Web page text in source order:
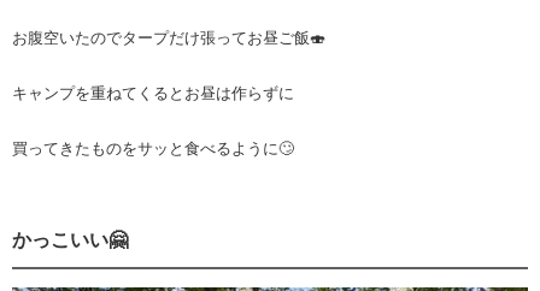
お腹空いたのでタープだけ張ってお昼ご飯🍣
キャンプを重ねてくるとお昼は作らずに
買ってきたものをサッと食べるように🙄
かっこいい🤗